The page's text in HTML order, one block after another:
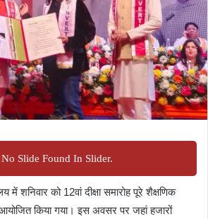
Slide Found In Slider.
में शनिवार को 12वां दीक्षा समारोह पूरे शैक्षणिक
किया गया। इस अवसर पर जहां हजारों